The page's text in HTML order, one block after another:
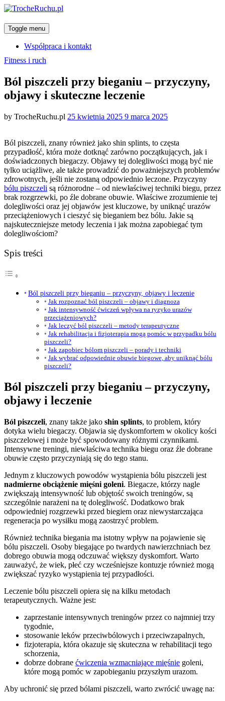
Toggle menu
Współpraca i kontakt
Categories
Fitness i ruch
Ból piszczeli przy bieganiu – przyczyny,
objawy i skuteczne leczenie
by TrocheRuchu.pl Posted
25 kwietnia 2025 9 marca 2025
Ból piszczeli, znany również jako shin splints, to częsta
przypadłość, która może dotknąć zarówno początkujących, jak i
doświadczonych biegaczy. Objawy tej dolegliwości mogą być nie
tylko uciążliwe, ale także prowadzić do poważniejszych problemów
zdrowotnych, jeśli nie zostaną odpowiednio leczone. Przyczyny
bólu piszczeli są różnorodne – od niewłaściwej techniki biegu, przez
brak rozgrzewki, po źle dobrane obuwie. Właściwe zrozumienie tej
dolegliwości oraz jej objawów jest kluczowe, by uniknąć urazów
przeciążeniowych i cieszyć się bieganiem bez bólu. Jakie są
najskuteczniejsze metody leczenia i jak można zapobiegać tym
dolegliwościom?
Spis treści
Ból piszczeli przy bieganiu – przyczyny, objawy i leczenie
Jak rozpoznać ból piszczeli – objawy i diagnoza
Jak intensywność ćwiczeń wpływa na ryzyko urazów
przeciążeniowych?
Jak leczyć ból piszczeli – metody terapeutyczne
Jak rehabilitacja i fizjoterapia mogą pomóc w przypadku bólu
piszczeli?
Jak zapobiec bólom piszczeli – porady i techniki
Jak wybrać odpowiednie obuwie biegowe, aby uniknąć bólu
piszczeli?
Ból piszczeli przy bieganiu – przyczyny,
objawy i leczenie
Ból piszczeli, znany także jako shin splints, to problem, który
dotyka wielu biegaczy. Objawia się dyskomfortem w okolicy kości
piszczelowej i może być spowodowany różnymi czynnikami.
Intensywne treningi, niewłaściwa technika biegu oraz źle dobrane
obuwie często przyczyniają się do tego stanu.
Jednym z kluczowych powodów wystąpienia bólu piszczeli jest
nadmierne obciążenie mięśni goleni. Biegacze, którzy nagle
zwiększają intensywność lub objętość swoich treningów, są
szczególnie narażeni na tę dolegliwość. Dodatkowo brak
odpowiedniej rozgrzewki przed biegiem oraz niewystarczająca
regeneracja po wysiłku mogą zaostrzyć problem.
Również technika biegania ma istotny wpływ na pojawienie się
bólu piszczeli. Osoby biegające po twardych nawierzchniach bez
dobrego obuwia mogą odczuwać większy dyskomfort. Warto
zauważyć, że wiek, płeć czy wcześniejsze kontuzje również mogą
zwiększać ryzyko wystąpienia tej przypadłości.
Leczenie bólu piszczeli opiera się na kilku metodach
terapeutycznych. Ważne jest:
zaprzestanie intensywnych treningów przez co najmniej trzy
tygodnie,
stosowanie leków przeciwbólowych i przeciwzapalnych,
fizjoterapia, która okazuje się skuteczna w rehabilitacji tego
schorzenia,
dobrze dobrane ćwiczenia wzmacniające mięśnie goleni,
które mogą pomóc w zapobieganiu przyszłym urazom.
Aby uchronić się przed bólami piszczeli, warto zwrócić uwagę na: